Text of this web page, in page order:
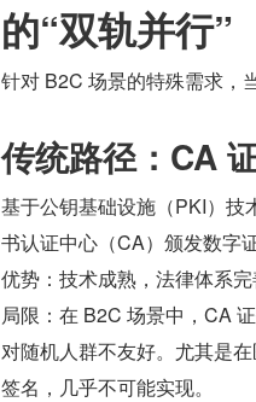
的“双轨并行”
针对 B2C 场景的特殊需求，
传统路径：CA
基于公钥基础设施（PKI）技
书认证中心（CA）颁发数字
优势：技术成熟，法律体系
局限：在 B2C 场景中，CA
对随机人群不友好。尤其是
签名，几乎不可能实现。